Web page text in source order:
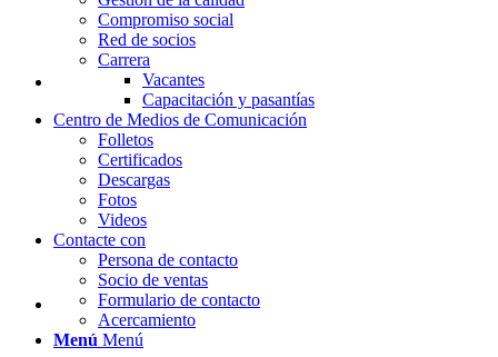
Compromiso social
Red de socios
Carrera
Vacantes
Capacitación y pasantías
Centro de Medios de Comunicación
Folletos
Certificados
Descargas
Fotos
Videos
Contacte con
Persona de contacto
Socio de ventas
Formulario de contacto
Acercamiento
Menú Menú